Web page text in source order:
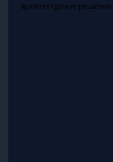
архитектурные решения.